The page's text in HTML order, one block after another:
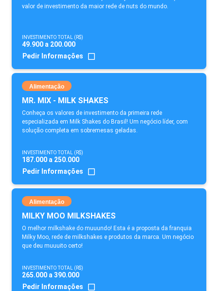
valor de investimento da maior rede de nuts do mundo.
INVESTIMENTO TOTAL (R$)
49.900 a 200.000
Pedir Informações
Alimentação
MR. MIX - MILK SHAKES
Conheça os valores de investimento da primeira rede
especializada em Milk Shakes do Brasil! Um negócio líder, com
solução completa em sobremesas geladas.
INVESTIMENTO TOTAL (R$)
187.000 a 250.000
Pedir Informações
Alimentação
MILKY MOO MILKSHAKES
O melhor milkshake do muuundo! Esta é a proposta da franquia
Milky Moo, rede de milkshakes e produtos da marca. Um negócio
que deu muuuito certo!
INVESTIMENTO TOTAL (R$)
265.000 a 390.000
Pedir Informações